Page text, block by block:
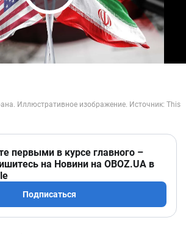
Play Video
первыми в курсе главного –
на Новини на OBOZ.UA в
Подписаться